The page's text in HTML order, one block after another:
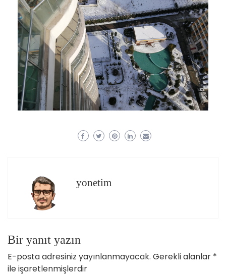
yonetim
Bir yanıt yazın
E-posta adresiniz yayınlanmayacak. Gerekli alanlar *
ile işaretlenmişlerdir